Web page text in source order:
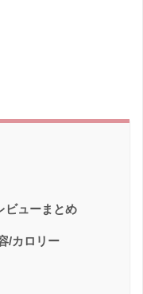
ビューまとめ
/カロリー